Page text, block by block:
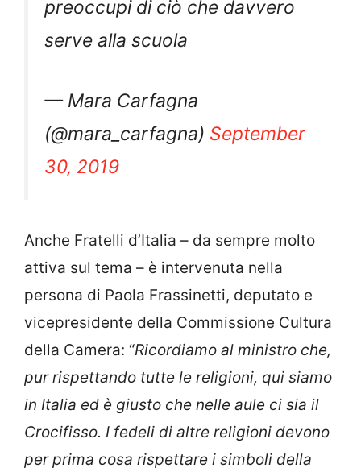
preoccupi di ciò che davvero
serve alla scuola
— Mara Carfagna
(@mara_carfagna) September
30, 2019
Anche Fratelli d’Italia – da sempre molto
attiva sul tema – è intervenuta nella
persona di Paola Frassinetti, deputato e
vicepresidente della Commissione Cultura
della Camera: “Ricordiamo al ministro che,
pur rispettando tutte le religioni, qui siamo
in Italia ed è giusto che nelle aule ci sia il
Crocifisso. I fedeli di altre religioni devono
per prima cosa rispettare i simboli della